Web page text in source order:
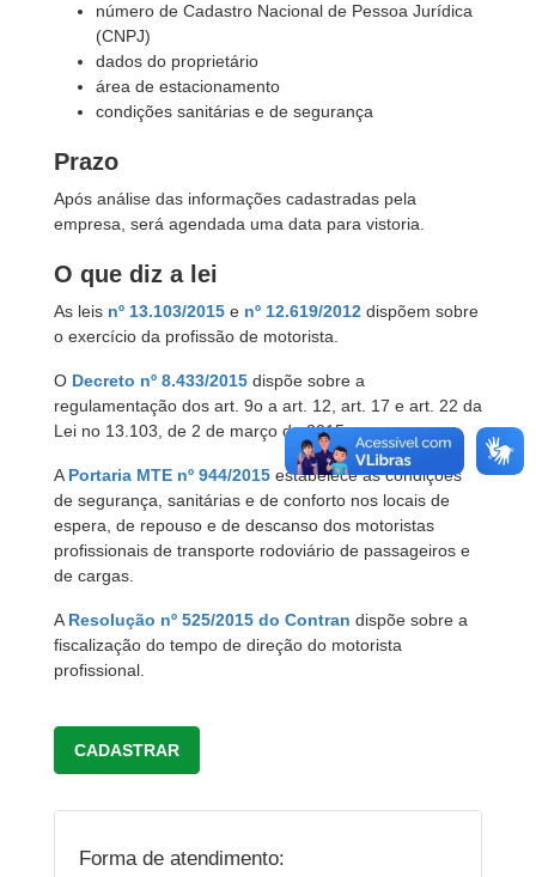
número de Cadastro Nacional de Pessoa Jurídica
(CNPJ)
dados do proprietário
área de estacionamento
condições sanitárias e de segurança
Prazo
Após análise das informações cadastradas pela
empresa, será agendada uma data para vistoria.
O que diz a lei
As leis nº 13.103/2015 e nº 12.619/2012 dispõem sobre
o exercício da profissão de motorista.
O Decreto nº 8.433/2015 dispõe sobre a
regulamentação dos art. 9o a art. 12, art. 17 e art. 22 da
Lei no 13.103, de 2 de março de 2015.
A Portaria MTE nº 944/2015 estabelece as condições
de segurança, sanitárias e de conforto nos locais de
espera, de repouso e de descanso dos motoristas
profissionais de transporte rodoviário de passageiros e
de cargas.
A Resolução nº 525/2015 do Contran dispõe sobre a
fiscalização do tempo de direção do motorista
profissional.
CADASTRAR
Forma de atendimento: